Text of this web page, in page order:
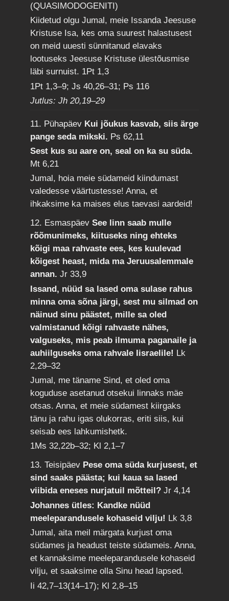
(QUASIMODOGENITI)
Kiidetud olgu Jumal, meie Issanda Jeesuse
Kristuse Isa, kes oma suurest halastusest
on meid uuesti sünnitanud elavaks
lootuseks Jeesuse Kristuse ülestõusmise
läbi surnuist. 1Pt 1,3
1Pt 1,3–9; Js 40,26–31; Ps 116
Jutlus: Jh 20,19–29
11. Pühapäev Kui jõukus kasvab, siis ärge
pange seda mikski. Ps 62,11
Sest kus su aare on, seal on ka su süda.
Mt 6,21
Jumal, hoia meie südameid kiindumast
valedesse väärtustesse! Anna, et
ihkaksime ka maises elus taevasi aardeid!
12. EsmaspäevSee linn saab mulle
rõõmunimeks, kiituseks ning ehteks
kõigi maa rahvaste ees, kes kuulevad
kõigest heast, mida ma Jeruusalemmale
annan.Jr 33,9
Issand, nüüd sa lased oma sulase rahus
minna oma sõna järgi, sest mu silmad on
näinud sinu päästet, mille sa oled
valmistanud kõigi rahvaste nähes,
valguseks, mis peab ilmuma paganaile ja
auhiilguseks oma rahvale Iisraelile! Lk
2,29–32
Jumal, me täname Sind, et oled oma
koguduse asetanud otsekui linnaks mäe
otsas. Anna, et meie südamest kiirgaks
tänu ja rahu igas olukorras, eriti siis, kui
seisab ees lahkumishetk.
1Ms 32,22b–32; Kl 2,1–7
13. Teisipäev Pese oma süda kurjusest, et
sind saaks päästa; kui kaua sa lased
viibida eneses nurjatuil mõtteil?Jr 4,14
Johannes ütles: Kandke nüüd
meeleparandusele kohaseid vilju! Lk 3,8
Jumal, aita meil märgata kurjust oma
südames ja headust teiste südameis. Anna,
et kannaksime meeleparandusele kohaseid
vilju, et saaksime olla Sinu head lapsed.
Ii 42,7–13(14–17); Kl 2,8–15